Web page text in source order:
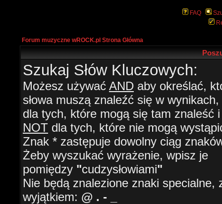
FAQ
Forum muzyczne wROCK.pl Strona Główna
Szukaj Słów Kluczowych:
Możesz używać AND aby określać,
słowa muszą znaleźć się w wynikach,
dla tych, które mogą się tam znaleść i
NOT dla tych, które nie mogą
Znak * zastępuje dowolny ciąg
Żeby wyszukać wyrażenie, wpisz je
pomiędzy "cudzysłowiami"
Nie będą znalezione znaki specialne,
wyjątkiem: @ . - _